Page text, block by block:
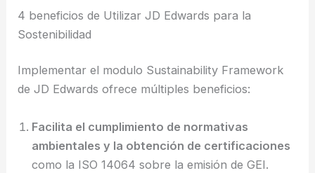
4 beneficios de Utilizar JD Edwards para la
Sostenibilidad
Implementar el modulo Sustainability Framework
de JD Edwards ofrece múltiples beneficios:
Facilita el cumplimiento de normativas
ambientales y la obtención de certificaciones
como la ISO 14064 sobre la emisión de GEI.